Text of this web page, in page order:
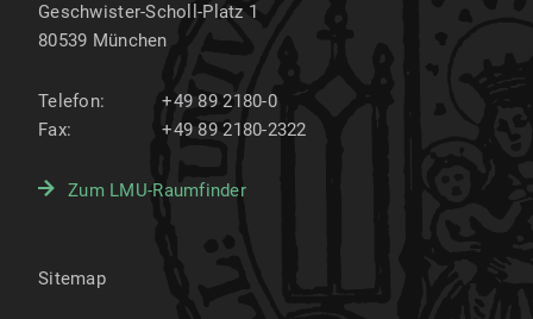
Geschwister-Scholl-Platz 1
80539 München
Telefon:
+49 89 2180-0
Fax:
+49 89 2180-2322
Zum LMU-Raumfinder
Sitemap